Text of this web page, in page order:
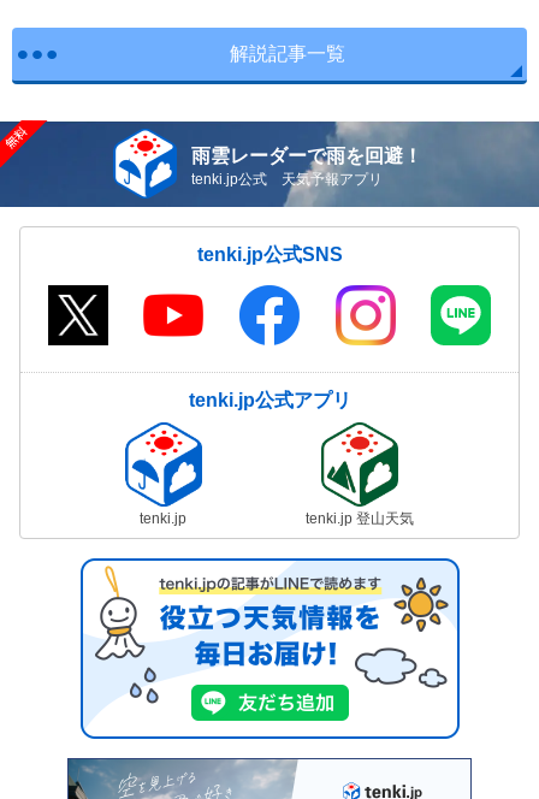
解説記事一覧
雨雲レーダーで雨を回避！
tenki.jp公式 天気予報アプリ
tenki.jp公式SNS
tenki.jp公式アプリ
tenki.jp tenki.jp 登山天気